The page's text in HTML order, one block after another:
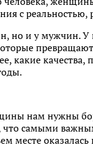
с реальностью,
но и у мужчин.
какие
нам нужны
что самыми
месте